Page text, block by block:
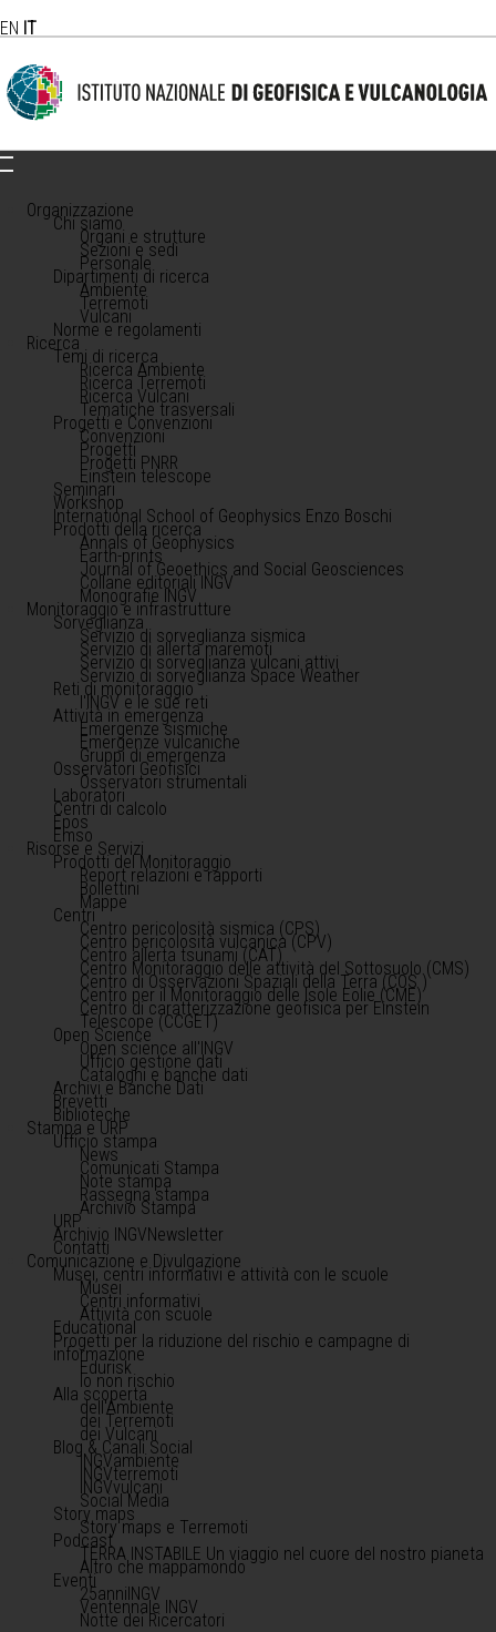
EN IT
Organizzazione
Chi siamo
Organi e strutture
Sezioni e sedi
Personale
Dipartimenti di ricerca
Ambiente
Terremoti
Vulcani
Norme e regolamenti
Ricerca
Temi di ricerca
Ricerca Ambiente
Ricerca Terremoti
Ricerca Vulcani
Tematiche trasversali
Progetti e Convenzioni
Convenzioni
Progetti
Progetti PNRR
Einstein telescope
Seminari
Workshop
International School of Geophysics Enzo Boschi
Prodotti della ricerca
Annals of Geophysics
Earth-prints
Journal of Geoethics and Social Geosciences
Collane editoriali INGV
Monografie INGV
Monitoraggio e infrastrutture
Sorveglianza
Servizio di sorveglianza sismica
Servizio di allerta maremoti
Servizio di sorveglianza vulcani attivi
Servizio di sorveglianza Space Weather
Reti di monitoraggio
l'INGV e le sue reti
Attività in emergenza
Emergenze sismiche
Emergenze vulcaniche
Gruppi di emergenza
Osservatori Geofisici
Osservatori strumentali
Laboratori
Centri di calcolo
Epos
Emso
Risorse e Servizi
Prodotti del Monitoraggio
Report relazioni e rapporti
Bollettini
Mappe
Centri
Centro pericolosità sismica (CPS)
Centro pericolosità vulcanica (CPV)
Centro allerta tsunami (CAT)
Centro Monitoraggio delle attività del Sottosuolo (CMS)
Centro di Osservazioni Spaziali della Terra (COS )
Centro per il Monitoraggio delle Isole Eolie (CME)
Centro di caratterizzazione geofisica per Einstein
Telescope (CCGET)
Open Science
Open science all'INGV
Ufficio gestione dati
Cataloghi e banche dati
Archivi e Banche Dati
Brevetti
Biblioteche
Stampa e URP
Ufficio stampa
News
Comunicati Stampa
Note stampa
Rassegna stampa
Archivio Stampa
URP
Archivio INGVNewsletter
Contatti
Comunicazione e Divulgazione
Musei, centri informativi e attività con le scuole
Musei
Centri informativi
Attività con scuole
Educational
Progetti per la riduzione del rischio e campagne di
informazione
Edurisk
Io non rischio
Alla scoperta
dell'Ambiente
dei Terremoti
dei Vulcani
Blog & Canali Social
INGVambiente
INGVterremoti
INGVvulcani
Social Media
Story maps
Story maps e Terremoti
Podcast
TERRA INSTABILE Un viaggio nel cuore del nostro pianeta
Altro che mappamondo
Eventi
25anniINGV
Ventennale INGV
Notte dei Ricercatori